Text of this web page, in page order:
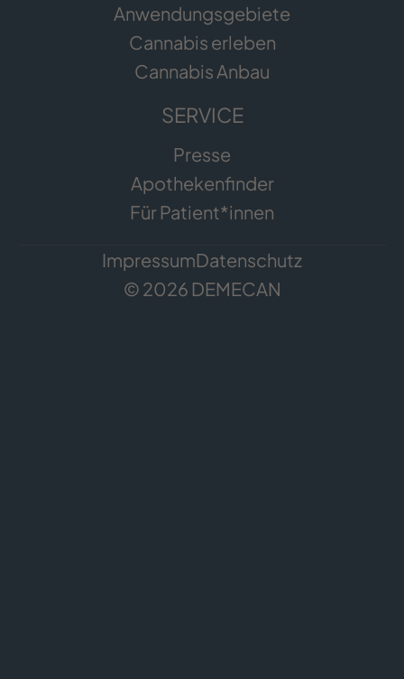
Anwendungsgebiete
Cannabis erleben
Cannabis Anbau
SERVICE
Presse
Apothekenfinder
Für Patient*innen
© 2026 DEMECAN
ImpressumDatenschutz